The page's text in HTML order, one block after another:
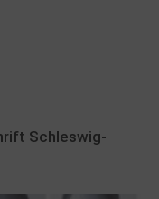
Schleswig-